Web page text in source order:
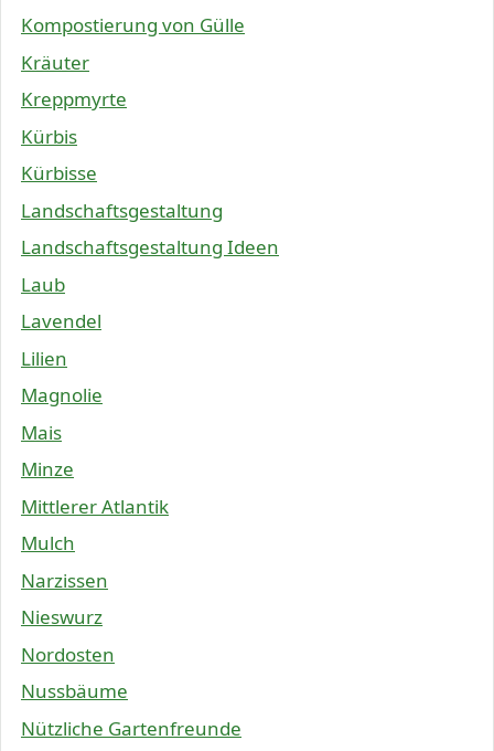
Kompostierung von Gülle
Kräuter
Kreppmyrte
Kürbis
Kürbisse
Landschaftsgestaltung
Landschaftsgestaltung Ideen
Laub
Lavendel
Lilien
Magnolie
Mais
Minze
Mittlerer Atlantik
Mulch
Narzissen
Nieswurz
Nordosten
Nussbäume
Nützliche Gartenfreunde